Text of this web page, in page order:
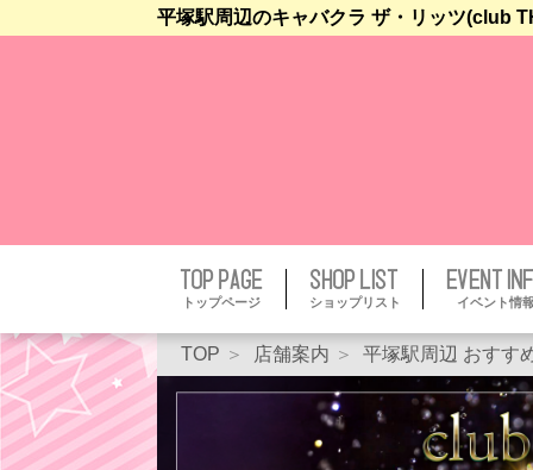
平塚駅周辺のキャバクラ ザ・リッツ(club
トップページ ショップリスト イベント情
TOP 店舗案内 平塚駅周辺 おすす